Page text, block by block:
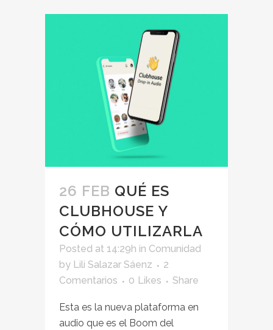
26 FEB QUÉ ES
CLUBHOUSE Y
CÓMO UTILIZARLA
Posted at 14:29h in Comunidad
by Lili Salazar Sáenz
2
Comentarios
0 Likes Share
Esta es la nueva plataforma en
audio que es el Boom del